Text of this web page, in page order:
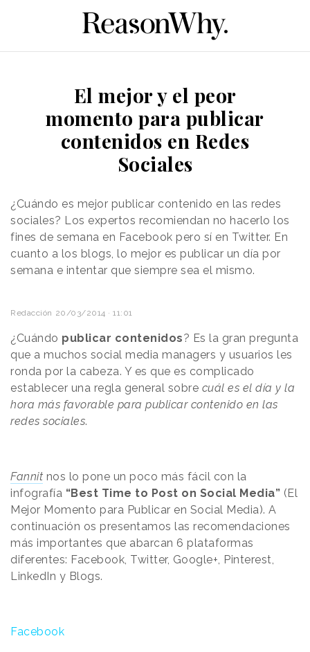
El mejor y el peor
momento para publicar
contenidos en Redes
Sociales
¿Cuándo es mejor publicar contenido en las redes
sociales? Los expertos recomiendan no hacerlo los
fines de semana en Facebook pero sí en Twitter. En
cuanto a los blogs, lo mejor es publicar un día por
semana e intentar que siempre sea el mismo.
Redacción 20/03/2014 · 11:01
¿Cuándo publicar contenidos? Es la gran pregunta
que a muchos social media managers y usuarios les
ronda por la cabeza. Y es que es complicado
establecer una regla general sobre cuál es el día y la
hora más favorable para publicar contenido en las
redes sociales.
Fannit nos lo pone un poco más fácil con la
infografía “Best Time to Post on Social Media” (El
Mejor Momento para Publicar en Social Media). A
continuación os presentamos las recomendaciones
más importantes que abarcan 6 plataformas
diferentes: Facebook, Twitter, Google+, Pinterest,
LinkedIn y Blogs.
Facebook